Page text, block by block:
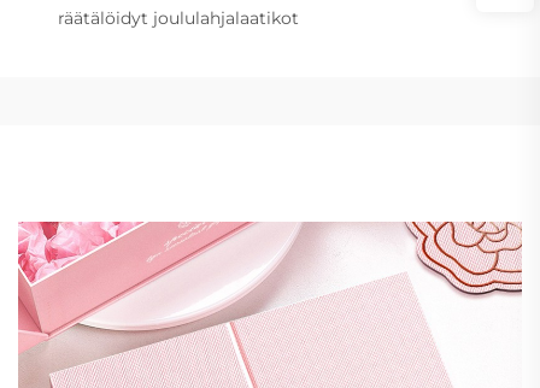
räätälöidyt joululahjalaatikot